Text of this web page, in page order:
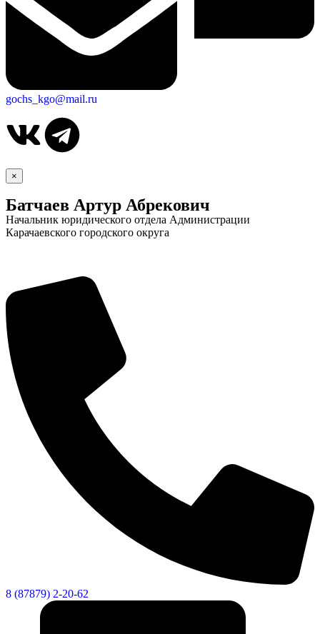
gochs_kgo@mail.ru
×
Батчаев Артур Абрекович
Начальник юридического отдела Администрации
Карачаевского городского округа
8 (87879) 2-20-62